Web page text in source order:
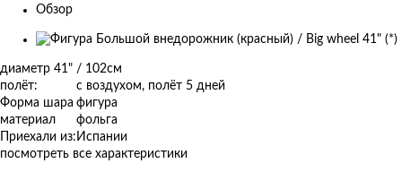
Обзор
Изображения
товаров
диаметр 41" / 102см
полёт:
с воздухом, полёт 5 дней
Форма шара фигура
материал
фольга
Приехали из: Испании
посмотреть все характеристики